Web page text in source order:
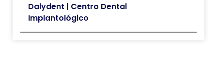
Dalydent | Centro Dental
Implantológico